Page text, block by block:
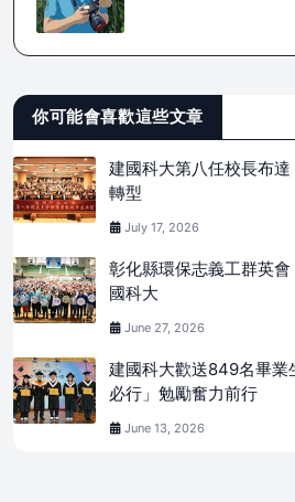
你可能會喜歡這些文章
建國科大第八任校長布
轉型
July 17, 2026
彰化縣環保志義工群英
國科大
June 27, 2026
建國科大歡送849名畢
必行」勉勵奮力前行
June 13, 2026